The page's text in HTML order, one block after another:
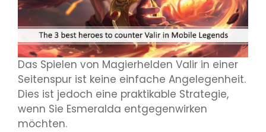
Das Spielen von Magierhelden Valir in einer
Seitenspur ist keine einfache Angelegenheit.
Dies ist jedoch eine praktikable Strategie,
wenn Sie Esmeralda entgegenwirken
möchten.